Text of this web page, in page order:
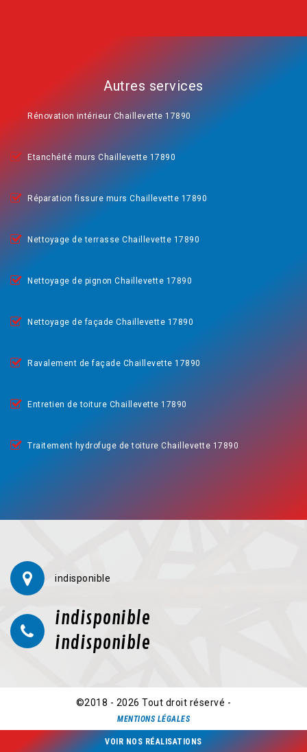
Autres services
Rénovation intérieur Chaillevette 17890
Etanchéité murs Chaillevette 17890
Réparation fissure murs Chaillevette 17890
Nettoyage de terrasse Chaillevette 17890
Nettoyage de pignon Chaillevette 17890
Nettoyage de façade Chaillevette 17890
Ravalement de façade Chaillevette 17890
Entretien de toiture Chaillevette 17890
Traitement hydrofuge de toiture Chaillevette 17890
indisponible
indisponible
indisponible
©2018 - 2026 Tout droit réservé -
MENTIONS LÉGALES
VOIR NOS RÉALISATIONS